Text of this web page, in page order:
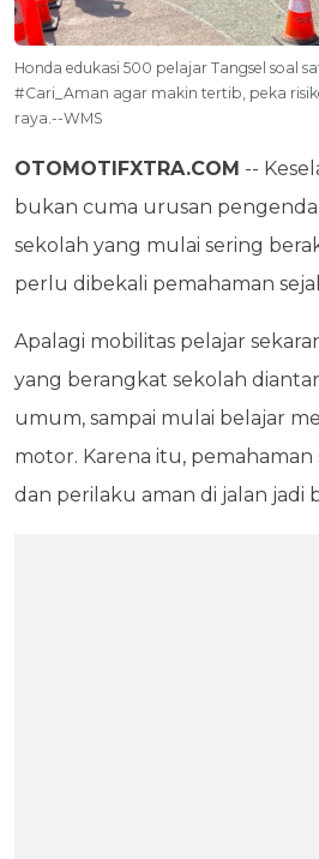
Honda edukasi 500 pelajar Tangsel soal
#Cari_Aman agar makin tertib, peka
raya.--WMS
OTOMOTIFXTRA.COM --
bukan cuma urusan
sekolah yang mulai sering
perlu dibekali pemahaman
Apalagi mobilitas pelajar
yang berangkat sekolah
umum, sampai mulai belajar
motor. Karena itu,
dan perilaku aman di jalan jadi